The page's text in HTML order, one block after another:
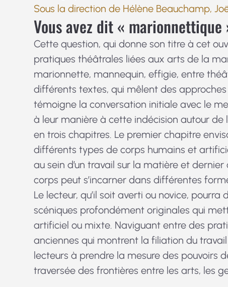
Sous la direction de Hélène Beauchamp,
Vous avez dit « marionnettique
Cette question, qui donne son titre à cet
pratiques théâtrales liées aux arts de la
marionnette, mannequin, effigie, entre
différents textes, qui mêlent des
témoigne la conversation initiale avec le
à leur manière à cette indécision autour de
en trois chapitres. Le premier chapitre
différents types de corps humains et
au sein d’un travail sur la matière et
corps peut s’incarner dans différentes
Le lecteur, qu’il soit averti ou novice,
scéniques profondément originales qui
artificiel ou mixte. Naviguant entre des
anciennes qui montrent la filiation du
lecteurs à prendre la mesure des pouvoirs
traversée des frontières entre les arts, les